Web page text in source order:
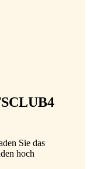
Sie das
hoch